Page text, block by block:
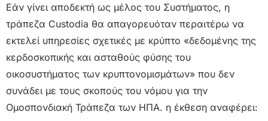
Εάν γίνει αποδεκτή ως μέλος του Συστήματος, η
τράπεζα Custodia θα απαγορευόταν περαιτέρω να
εκτελεί υπηρεσίες σχετικές με κρύπτο «δεδομένης της
κερδοσκοπικής και ασταθούς φύσης του
οικοσυστήματος των κρυπτονομισμάτων» που δεν
συνάδει με τους σκοπούς του νόμου για την
Ομοσπονδιακή Τράπεζα των ΗΠΑ. η έκθεση αναφέρει: